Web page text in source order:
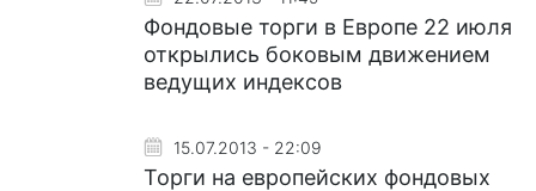
Фондовые торги в Европе 22 июля
открылись боковым движением
ведущих индексов
15.07.2013 - 22:09
Торги на европейских фондовых